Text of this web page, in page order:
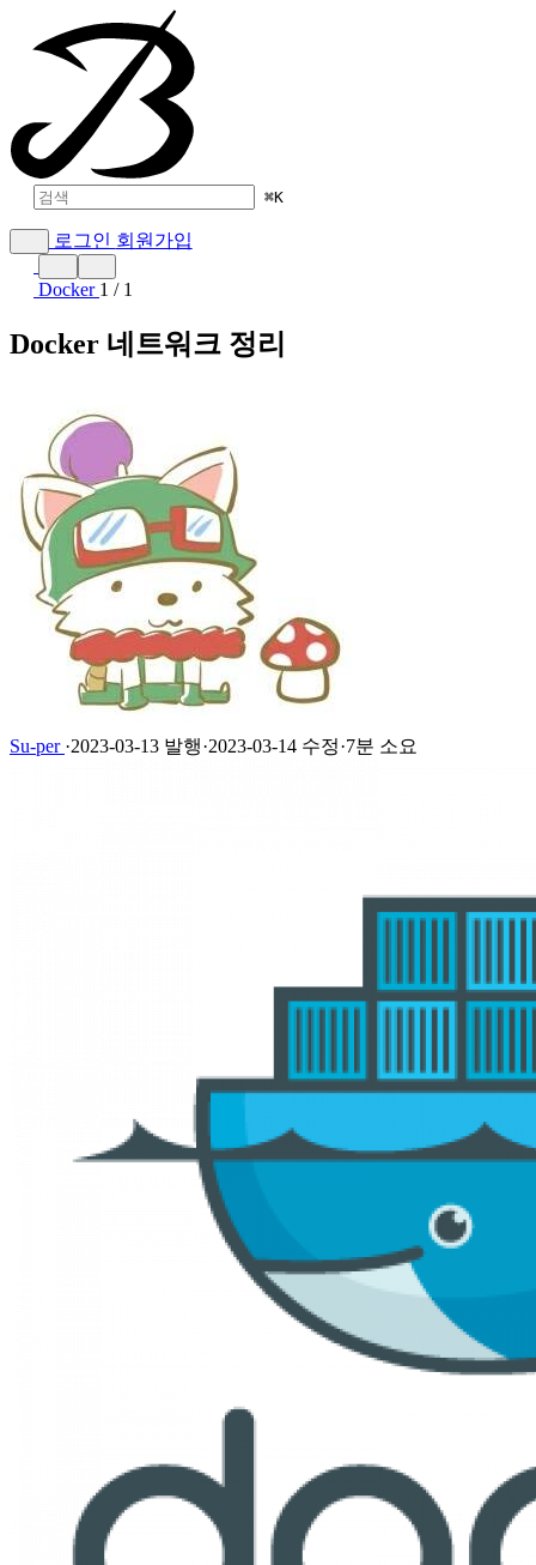
⌘K
로그인 회원가입
Docker 1 / 1
Docker 네트워크 정리
Su-per ·2023-03-13 발행·2023-03-14 수정·7분 소요